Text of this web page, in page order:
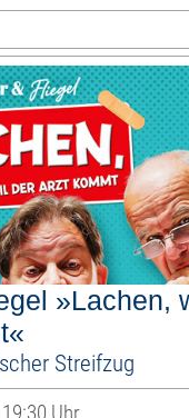
»Lachen,
Streifzug